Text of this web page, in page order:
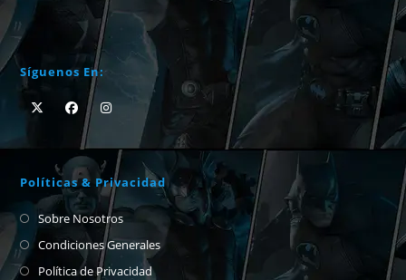
Síguenos En:
Políticas & Privacidad
Sobre Nosotros
Condiciones Generales
Política de Privacidad